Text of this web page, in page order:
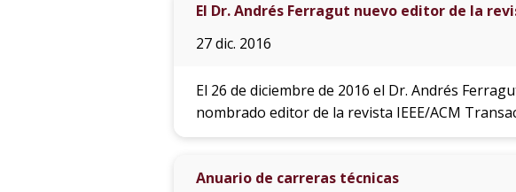
El Dr. Andrés Ferragut nuevo editor de la
27 dic. 2016
El 26 de diciembre de 2016 el Dr. Andrés
nombrado editor de la revista IEEE/ACM
Anuario de carreras técnicas